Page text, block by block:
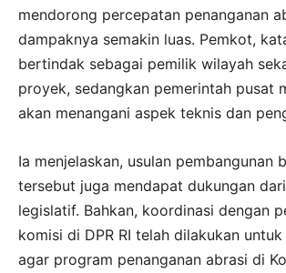
mendorong percepatan penanganan
dampaknya semakin luas. Pemkot,
bertindak sebagai pemilik wilayah
proyek, sedangkan pemerintah pusat
akan menangani aspek teknis dan
Ia menjelaskan, usulan pembangunan
tersebut juga mendapat dukungan
legislatif. Bahkan, koordinasi dengan
komisi di DPR RI telah dilakukan
agar program penanganan abrasi di